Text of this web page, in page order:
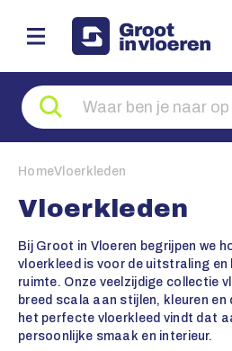
Zoeken
naar
producten
HomeVloerkleden
Vloerkleden
Bij Groot in Vloeren begrijpen we
vloerkleed is voor de uitstraling
ruimte. Onze veelzijdige collectie
breed scala aan stijlen, kleuren
het perfecte vloerkleed vindt dat
persoonlijke smaak en interieur.